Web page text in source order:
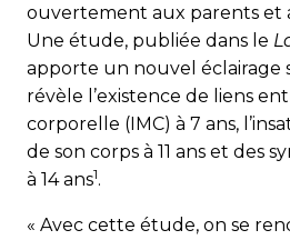
ouvertement aux parents et
Une étude, publiée dans le
apporte un nouvel éclairage
révèle l’exis­tence de liens
corporelle (IMC) à 7 ans,
de son corps à 11 ans et des
à 14 ans1.
« Avec cette étude, on se